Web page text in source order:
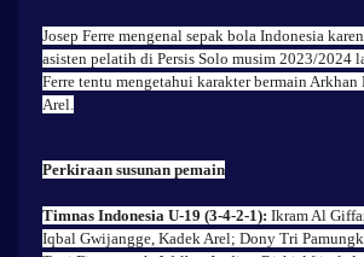
Josep Ferre mengenal sepak bola Indonesia
asisten pelatih di Persis Solo musim 2023/2024
Ferre tentu mengetahui karakter bermain Arkhan
Arel.
Perkiraan susunan pemain
Timnas Indonesia U-19 (3-4-2-1): Ikram Al
Iqbal Gwijangge, Kadek Arel; Dony Tri